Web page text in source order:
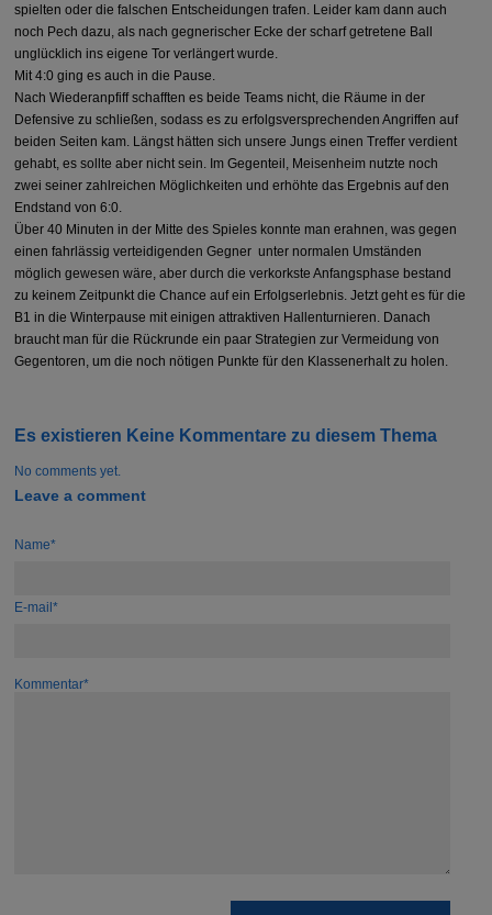
spielten oder die falschen Entscheidungen trafen. Leider kam dann auch
noch Pech dazu, als nach gegnerischer Ecke der scharf getretene Ball
unglücklich ins eigene Tor verlängert wurde.
Mit 4:0 ging es auch in die Pause.
Nach Wiederanpfiff schafften es beide Teams nicht, die Räume in der
Defensive zu schließen, sodass es zu erfolgsversprechenden Angriffen auf
beiden Seiten kam. Längst hätten sich unsere Jungs einen Treffer verdient
gehabt, es sollte aber nicht sein. Im Gegenteil, Meisenheim nutzte noch
zwei seiner zahlreichen Möglichkeiten und erhöhte das Ergebnis auf den
Endstand von 6:0.
Über 40 Minuten in der Mitte des Spieles konnte man erahnen, was gegen
einen fahrlässig verteidigenden Gegner unter normalen Umständen
möglich gewesen wäre, aber durch die verkorkste Anfangsphase bestand
zu keinem Zeitpunkt die Chance auf ein Erfolgserlebnis. Jetzt geht es für die
B1 in die Winterpause mit einigen attraktiven Hallenturnieren. Danach
braucht man für die Rückrunde ein paar Strategien zur Vermeidung von
Gegentoren, um die noch nötigen Punkte für den Klassenerhalt zu holen.
Es existieren Keine Kommentare zu diesem Thema
No comments yet.
Leave a comment
Name*
E-mail*
Kommentar*